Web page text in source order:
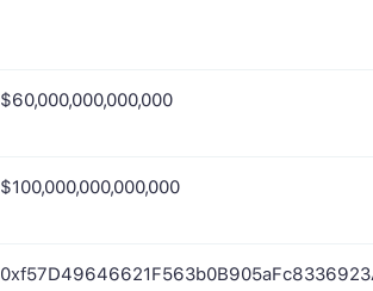
$60,000,000,000,000
$100,000,000,000,000